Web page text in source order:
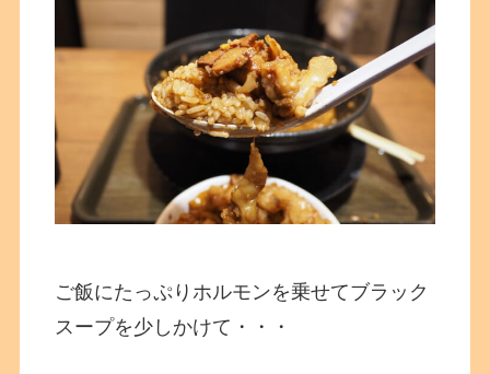
ご飯にたっぷりホルモンを乗せてブラック
スープを少しかけて・・・